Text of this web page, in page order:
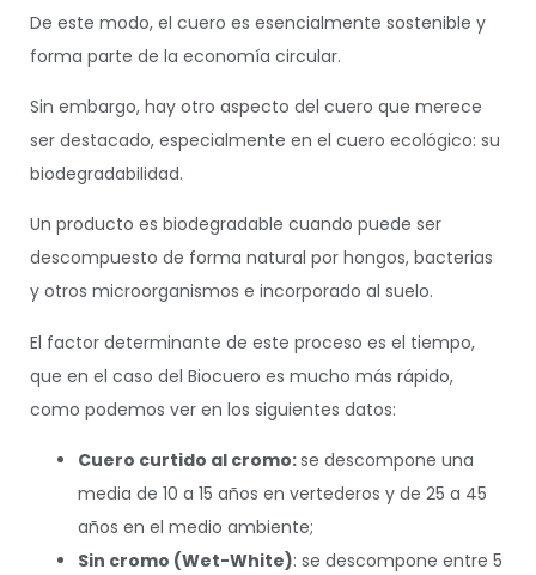
De este modo, el cuero es esencialmente sostenible y
forma parte de la economía circular.
Sin embargo, hay otro aspecto del cuero que merece
ser destacado, especialmente en el cuero ecológico: su
biodegradabilidad.
Un producto es biodegradable cuando puede ser
descompuesto de forma natural por hongos, bacterias
y otros microorganismos e incorporado al suelo.
El factor determinante de este proceso es el tiempo,
que en el caso del Biocuero es mucho más rápido,
como podemos ver en los siguientes datos:
Cuero curtido al cromo:se descompone una
media de 10 a 15 años en vertederos y de 25 a 45
años en el medio ambiente;
Sin cromo (Wet-White): se descompone entre 5